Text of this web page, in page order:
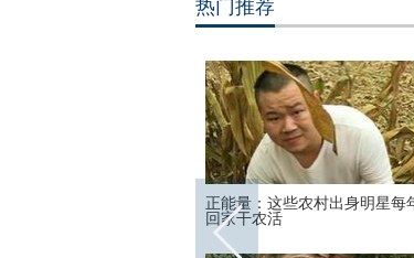
热门推荐
卡斯特罗不只是一位政治家 也是
陪新女友在加拿大